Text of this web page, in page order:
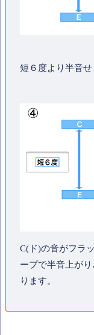
短６度より半音せ
C(ド)の音がフラ
ープで半音上が
ります。